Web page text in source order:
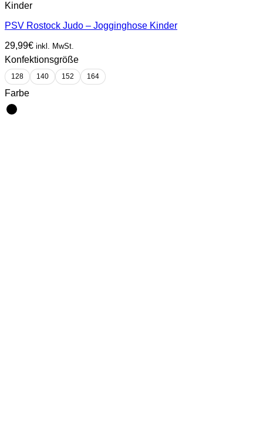
Kinder
PSV Rostock Judo – Jogginghose Kinder
29,99€ inkl. MwSt.
Konfektionsgröße
128 140 152 164
Farbe